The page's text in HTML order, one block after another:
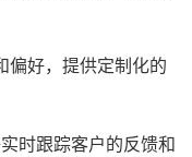
偏好，提供定制化的
时跟踪客户的反馈和